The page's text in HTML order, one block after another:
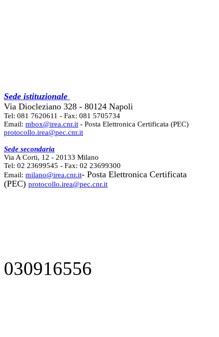
Sede istituzionale
Via Diocleziano 328 - 80124 Napoli
Tel: 081 7620611 - Fax: 081 5705734
Email: mbox@irea.cnr.it - Posta Elettronica Certificata (PEC)
protocollo.irea@pec.cnr.it
Sede secondaria
Via A Corti, 12 - 20133 Milano
Tel: 02 23699545 - Fax: 02 23699300
Email: milano@irea.cnr.it- Posta Elettronica Certificata
(PEC) protocollo.irea@pec.cnr.it
030916556